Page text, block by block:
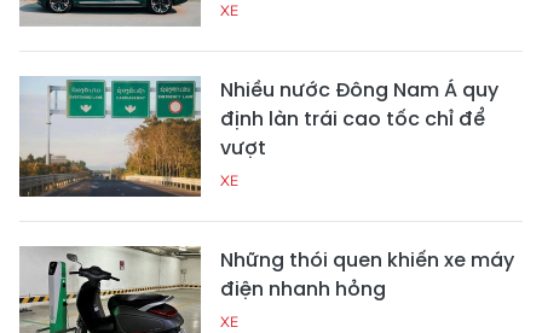
XE
Nhiều nước Đông Nam Á quy
định làn trái cao tốc chỉ để
vượt
XE
Những thói quen khiến xe máy
điện nhanh hỏng
XE